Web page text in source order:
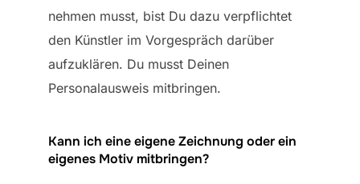
nehmen musst, bist Du dazu verpflichtet
den Künstler im Vorgespräch darüber
aufzuklären. Du musst Deinen
Personalausweis mitbringen.
Kann ich eine eigene Zeichnung oder ein
eigenes Motiv mitbringen?